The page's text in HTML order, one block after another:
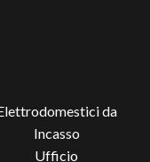
da
Incasso
Ufficio